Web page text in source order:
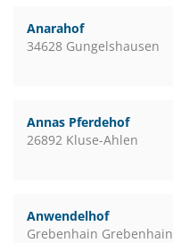
Anarahof
34628 Gungelshausen
Annas Pferdehof
26892 Kluse-Ahlen
Anwendelhof
Grebenhain Grebenhain